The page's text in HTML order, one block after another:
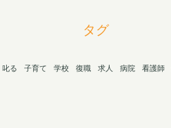
タグ
叱る 子育て 学校 復職 求人 病院 看護師